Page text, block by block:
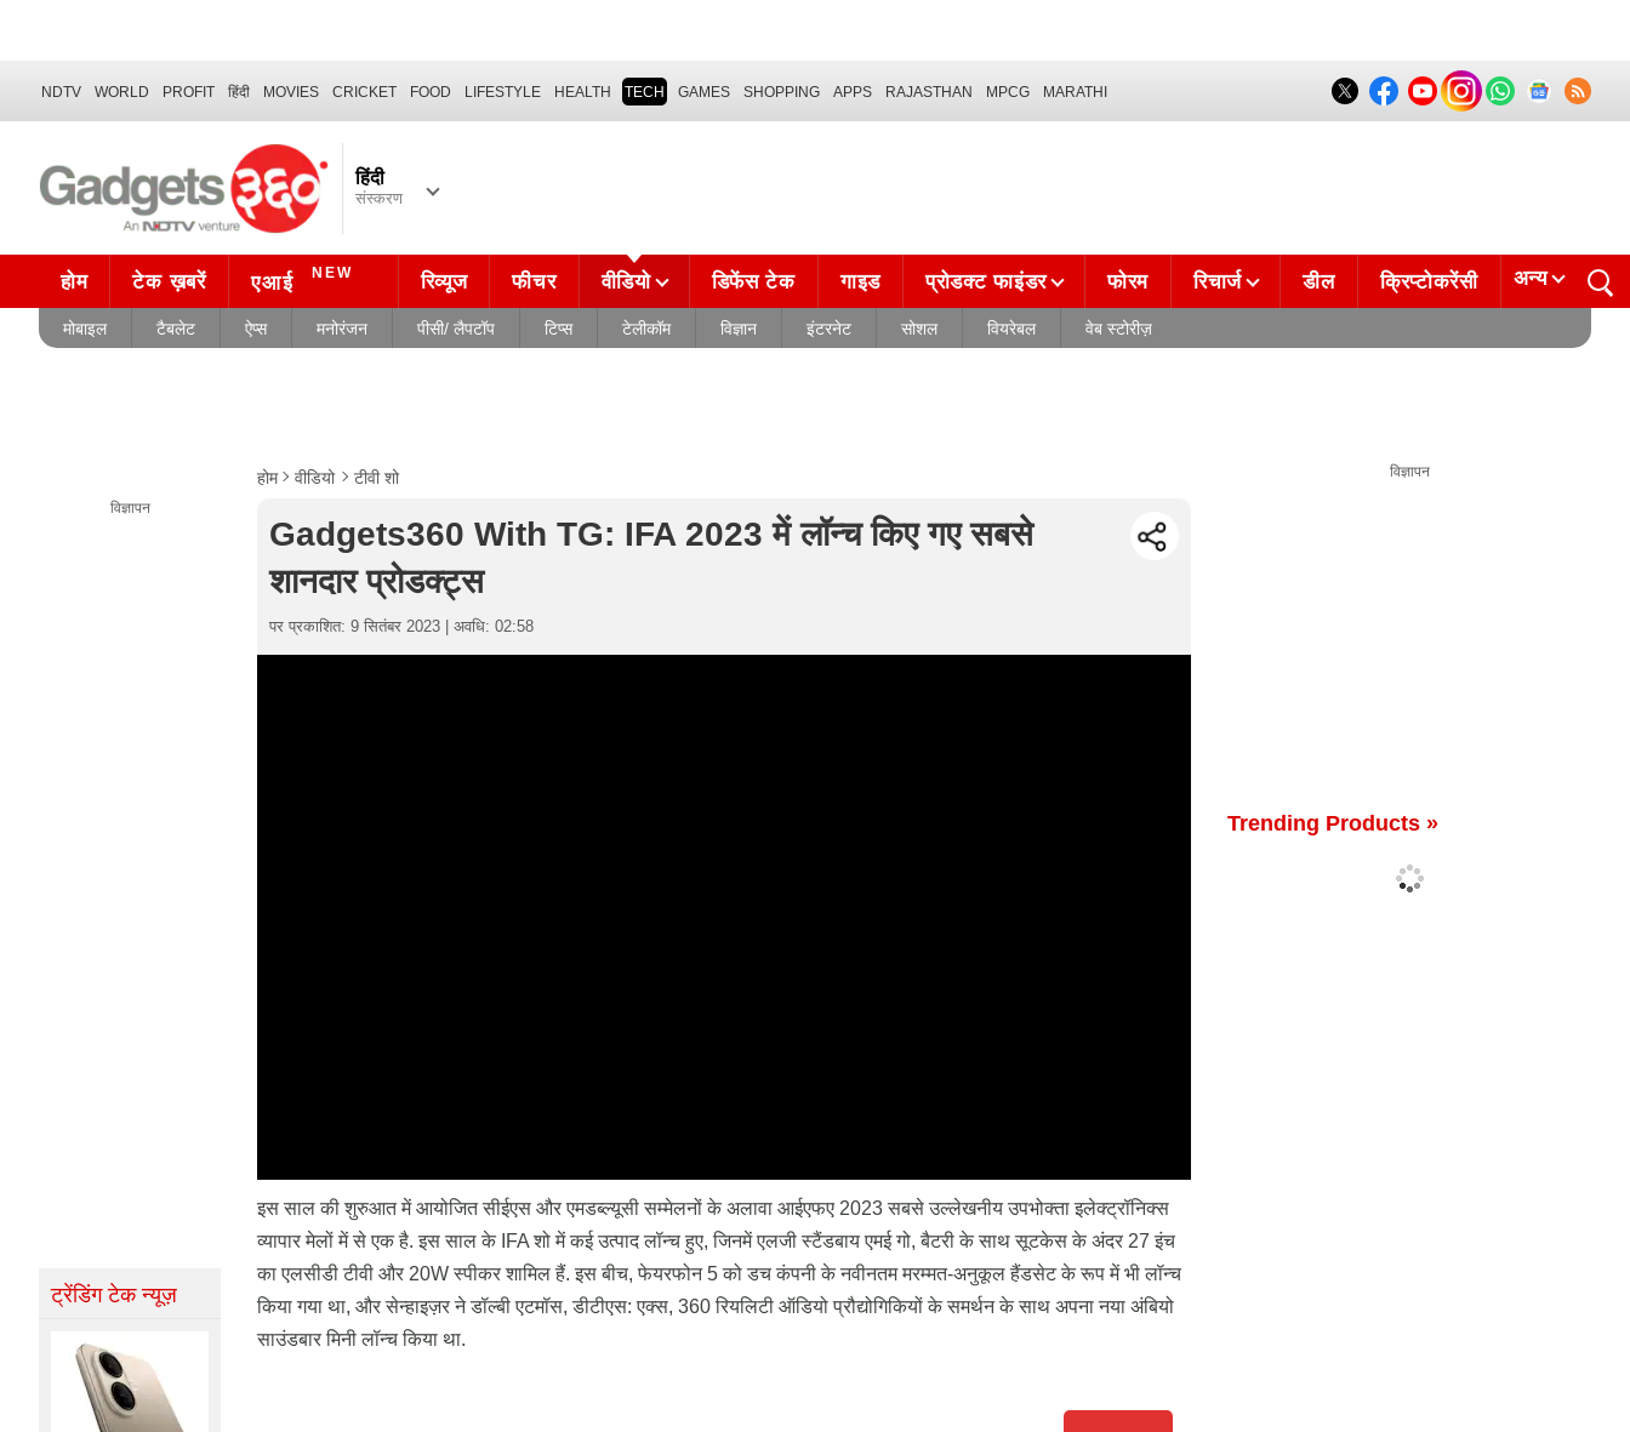
NDTV WORLD PROFIT हिंदी MOVIES CRICKET FOOD LIFESTYLE HEALTH TECH GAMES SHOPPING APPS RAJASTHAN MPCG MARATHI
हिंदी
संस्करण
होम टेक ख़बरें एआई NEW रिव्यूज फीचर वीडियो डिफेंस टेक गाइड प्रोडक्ट फाइंडर फोरम रिचार्ज डील क्रिप्टोकरेंसी अन्य
मोबाइल टैबलेट ऐप्स मनोरंजन पीसी/ लैपटॉप टिप्स टेलीकॉम विज्ञान इंटरनेट सोशल वियरेबल वेब स्टोरीज़
होम वीडियो टीवी शो
Gadgets360 With TG: IFA 2023 में लॉन्च किए गए सबसे
शानदार प्रोडक्ट्स
पर प्रकाशित: 9 सितंबर 2023 | अवधि: 02:58
इस साल की शुरुआत में आयोजित सीईएस और एमडब्ल्यूसी सम्मेलनों के अलावा आईएफए 2023 सबसे उल्लेखनीय उपभोक्ता इलेक्ट्रॉनिक्स
व्यापार मेलों में से एक है. इस साल के IFA शो में कई उत्पाद लॉन्च हुए, जिनमें एलजी स्टैंडबाय एमई गो, बैटरी के साथ सूटकेस के अंदर 27 इंच
का एलसीडी टीवी और 20W स्पीकर शामिल हैं. इस बीच, फेयरफोन 5 को डच कंपनी के नवीनतम मरम्मत-अनुकूल हैंडसेट के रूप में भी लॉन्च
किया गया था, और सेन्हाइज़र ने डॉल्बी एटमॉस, डीटीएस: एक्स, 360 रियलिटी ऑडियो प्रौद्योगिकियों के समर्थन के साथ अपना नया अंबियो
साउंडबार मिनी लॉन्च किया था.
विज्ञापन
Trending Products »
विज्ञापन
ट्रेंडिंग टेक न्यूज़